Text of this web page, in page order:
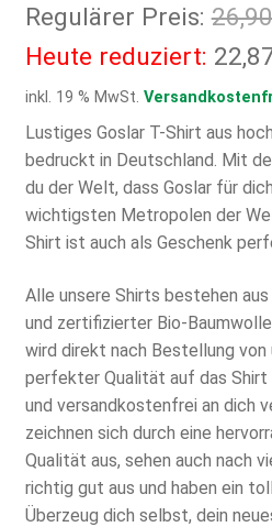
Regulärer Preis:
Heute reduziert:
inkl. 19 % MwSt.
Lustiges Goslar T-Shirt aus
bedruckt in Deutschland. Mit
du der Welt, dass Goslar für
wichtigsten Metropolen der
Shirt ist auch als Geschenk
Alle unsere Shirts bestehen
und zertifizierter Bio-
wird direkt nach Bestellung von
perfekter Qualität auf das
und versandkostenfrei an dich
zeichnen sich durch eine
Qualität aus, sehen auch nach
richtig gut aus und haben ein
Überzeug dich selbst, dein